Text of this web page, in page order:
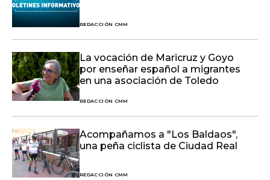
REDACCIÓN CMM
La vocación de Maricruz y Goyo
por enseñar español a migrantes
en una asociación de Toledo
REDACCIÓN CMM
Acompañamos a "Los Baldaos",
una peña ciclista de Ciudad Real
REDACCIÓN CMM